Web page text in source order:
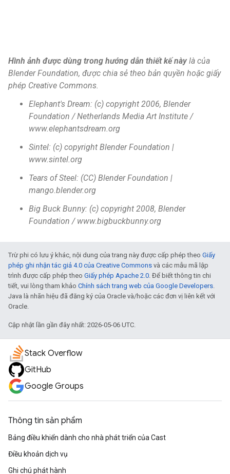
Hình ảnh được dùng trong hướng dẫn thiết kế nàylà của
Blender Foundation, được chia sẻ theo bản quyền hoặc giấy
phép Creative Commons.
Elephant's Dream: (c) copyright 2006, Blender
Foundation / Netherlands Media Art Institute /
www.elephantsdream.org
Sintel: (c) copyright Blender Foundation |
www.sintel.org
Tears of Steel: (CC) Blender Foundation |
mango.blender.org
Big Buck Bunny: (c) copyright 2008, Blender
Foundation / www.bigbuckbunny.org
Trừ phi có lưu ý khác, nội dung của trang này được cấp phép theo Giấy
phép ghi nhận tác giả 4.0 của Creative Commons và các mẫu mã lập
trình được cấp phép theo Giấy phép Apache 2.0. Để biết thông tin chi
tiết, vui lòng tham khảo Chính sách trang web của Google Developers.
Java là nhãn hiệu đã đăng ký của Oracle và/hoặc các đơn vị liên kết với
Oracle.
Cập nhật lần gần đây nhất: 2026-05-06 UTC.
Stack Overflow
GitHub
Google Groups
Thông tin sản phẩm
Bảng điều khiển dành cho nhà phát triển của Cast
Điều khoản dịch vụ
Ghi chú phát hành